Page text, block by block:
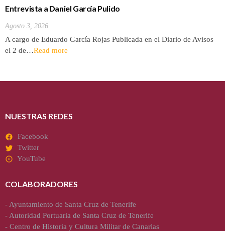
Entrevista a Daniel García Pulido
Agosto 3, 2026
A cargo de Eduardo García Rojas Publicada en el Diario de Avisos
el 2 de…Read more
NUESTRAS REDES
Facebook
Twitter
YouTube
COLABORADORES
- Ayuntamiento de Santa Cruz de Tenerife
- Autoridad Portuaria de Santa Cruz de Tenerife
- Centro de Historia y Cultura Militar de Canarias